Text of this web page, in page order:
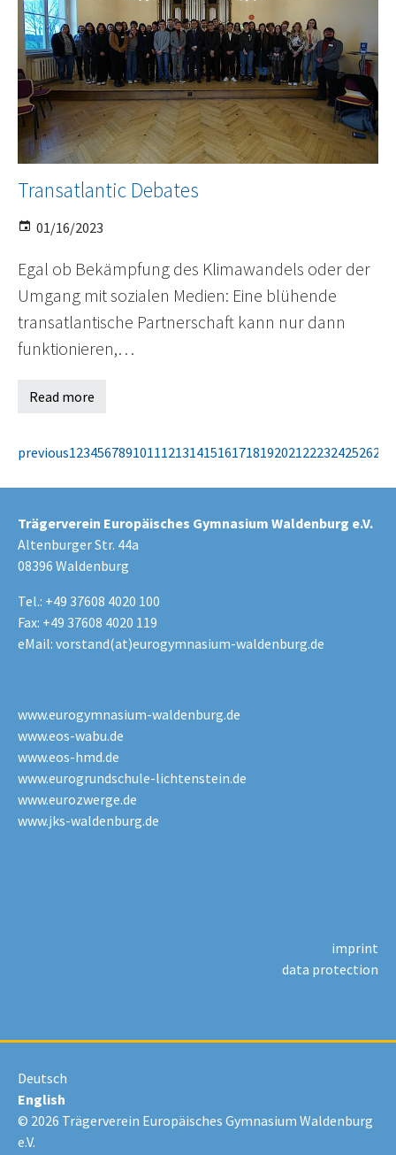
Transatlantic Debates
01/16/2023
Egal ob Bekämpfung des Klimawandels oder der
Umgang mit sozialen Medien: Eine blühende
transatlantische Partnerschaft kann nur dann
funktionieren,…
Read more
previous123456789101112131415161718192021222324252627
Trägerverein Europäisches Gymnasium Waldenburg e.V.
Altenburger Str. 44a
08396 Waldenburg
Tel.: +49 37608 4020 100
Fax: +49 37608 4020 119
eMail: vorstand(at)eurogymnasium-waldenburg.de
www.eurogymnasium-waldenburg.de
www.eos-wabu.de
www.eos-hmd.de
www.eurogrundschule-lichtenstein.de
www.eurozwerge.de
www.jks-waldenburg.de
imprint
data protection
Deutsch
English
© 2026 Trägerverein Europäisches Gymnasium Waldenburg
e.V.